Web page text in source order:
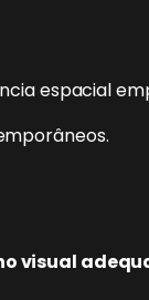
espacial
visual